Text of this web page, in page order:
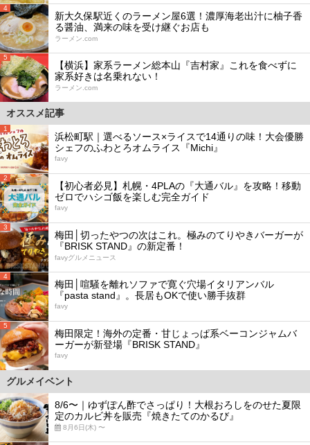
4
新大久保駅近くのラーメン屋6選！濃厚海老出汁に柚子香
る醤油、満来の味を受け継ぐお店も
ラーメン.com
5
【横浜】家系ラーメン総本山『吉村家』これを食べずに
家系好きは名乗れない！
ラーメン.com
オススメ記事
1
浜松町駅｜選べるソース×ライスで14通りの味！大会優勝
シェフのふわとろオムライス『Michi』
favy
2
【初心者必見】札幌・4PLAの『大通バル』を攻略！移動
ゼロでハシゴ飯を楽しむ完全ガイド
favy
3
梅田│切ったやつの次はこれ。極みのてりやきバーガーが
『BRISK STAND』の新定番！
favyグルメニュース
4
梅田│喧騒を離れソファで寛ぐ穴場イタリアンバル
『pasta stand』。長居もOKで使い勝手抜群
favy
5
梅田限定！海外の定番・甘じょっぱ系ベーコンジャムバ
ーガーが新登場『BRISK STAND』
favy
グルメイベント
8/6〜｜ゆずぽん酢でさっぱり！大根おろしをのせた夏限
定のカルビ丼を販売『焼きたてのかるび』
8月6日(木) 〜